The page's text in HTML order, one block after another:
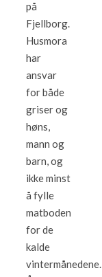
på
Fjellborg.
Husmora
har
ansvar
for både
griser og
høns,
mann og
barn, og
ikke minst
å fylle
matboden
for de
kalde
vintermånedene.